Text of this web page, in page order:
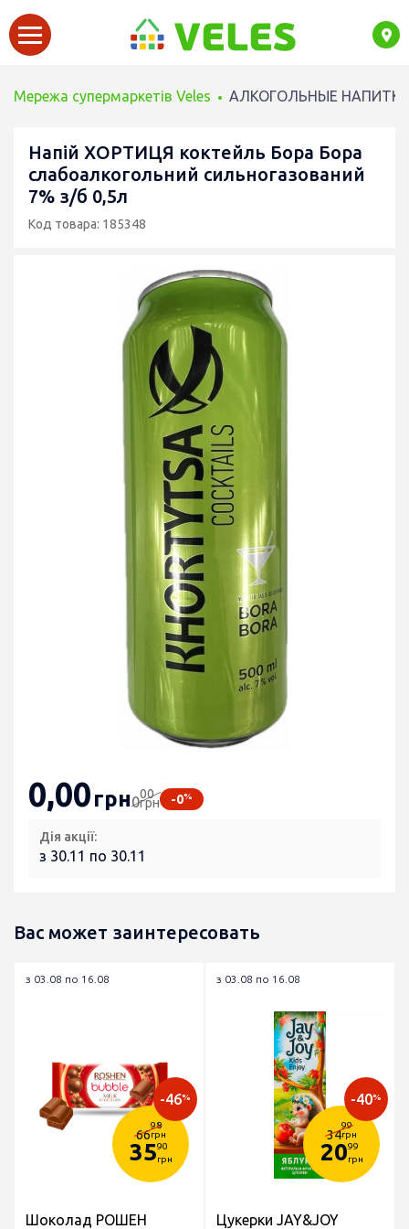
Мережа супермаркетів Veles АЛКОГОЛЬНЫЕ
Напій ХОРТИЦЯ коктейль Бора Бора
слабоалкогольний сильногазований
7% з/б 0,5л
Код товара: 185348
0,00грн000
грн -0%
Дія акції:
з 30.11 по 30.11
Вас может заинтересовать
з 03.08 по 16.08
66
98
грн
3590
грн
-46%
Шоколад РОШЕН
з 03.08 по 16.08
34
99
грн
2099
грн
-40%
Цукерки JAY&JOY